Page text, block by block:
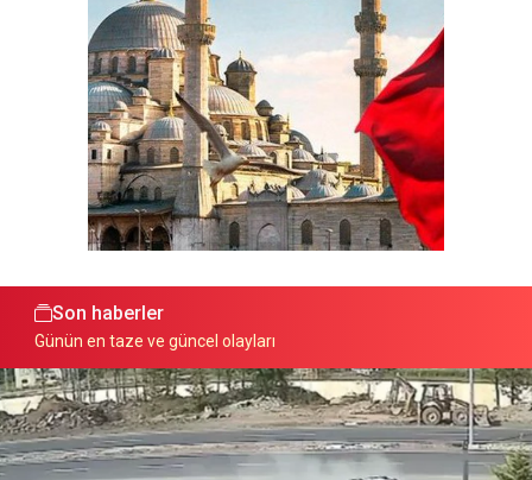
Son haberler
Günün en taze ve güncel olayları